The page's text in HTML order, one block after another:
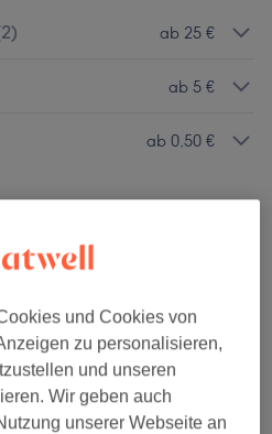
2) ab 25 €
ab 5 €
ab 0,50 €
86 Bewertungen
und Cookies von
zu personalisieren,
und unseren
Wir geben auch
unserer Webseite an